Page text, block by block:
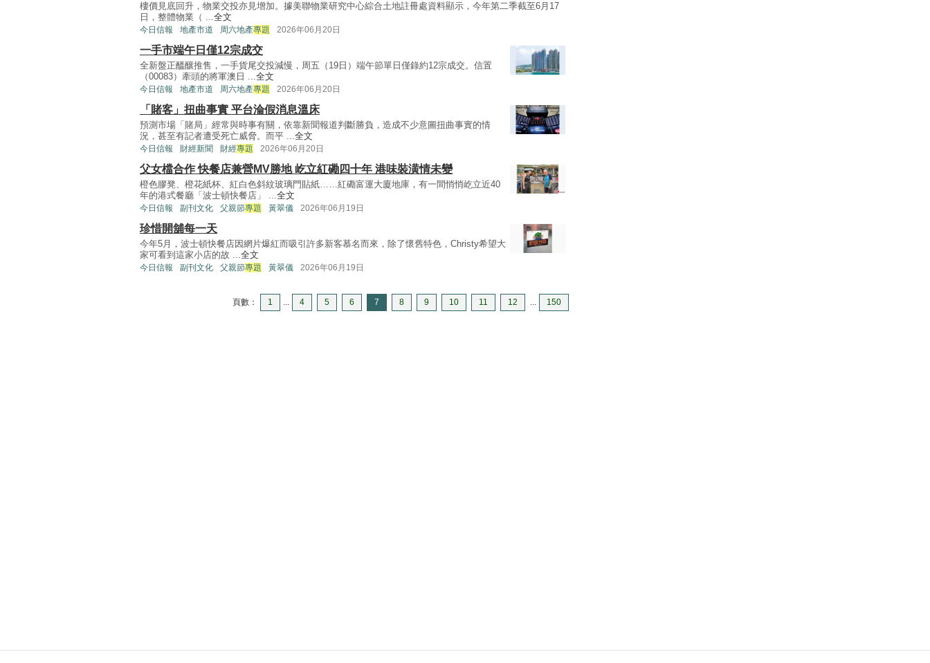
樓價見底回升，物業交投亦見增加。據美聯物業研究中心綜合土地註冊處資料顯示，今年第二季截至6月17
日，整體物業（ ...全文
今日信報 地產市道 周六地產專題 2026年06月20日
一手市端午日僅12宗成交
全新盤正醞釀推售，一手貨尾交投減慢，周五（19日）端午節單日僅錄約12宗成交。信置
（00083）牽頭的將軍澳日 ...全文
今日信報 地產市道 周六地產專題 2026年06月20日
「賭客」扭曲事實 平台淪假消息溫床
預測市場「賭局」經常與時事有關，依靠新聞報道判斷勝負，造成不少意圖扭曲事實的情
況，甚至有記者遭受死亡威脅。而平 ...全文
今日信報 財經新聞 財經專題 2026年06月20日
父女檔合作 快餐店兼營MV勝地 屹立紅磡四十年 港味裝潢情未變
橙色膠凳、橙花紙杯、紅白色斜紋玻璃門貼紙……紅磡富運大廈地庫，有一間悄悄屹立近40
年的港式餐廳「波士頓快餐店」 ...全文
今日信報 副刊文化 父親節專題 黃翠儀 2026年06月19日
珍惜開舖每一天
今年5月，波士頓快餐店因網片爆紅而吸引許多新客慕名而來，除了懷舊特色，Christy希望大
家可看到這家小店的故 ...全文
今日信報 副刊文化 父親節專題 黃翠儀 2026年06月19日
頁數： 1 ... 4 5 6 7 8 9 10 11 12 ... 150